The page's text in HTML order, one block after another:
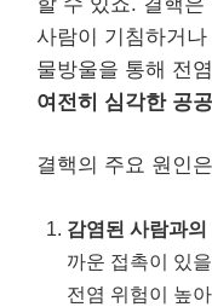
사람이 기침하거
물방울을 통해 전
여전히 심각한 공
결핵의 주요 원인
감염된 사람과의
까운 접촉이 있
전염 위험이 높